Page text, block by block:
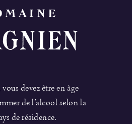
devez être en âge
de l’alcool selon la
de résidence.